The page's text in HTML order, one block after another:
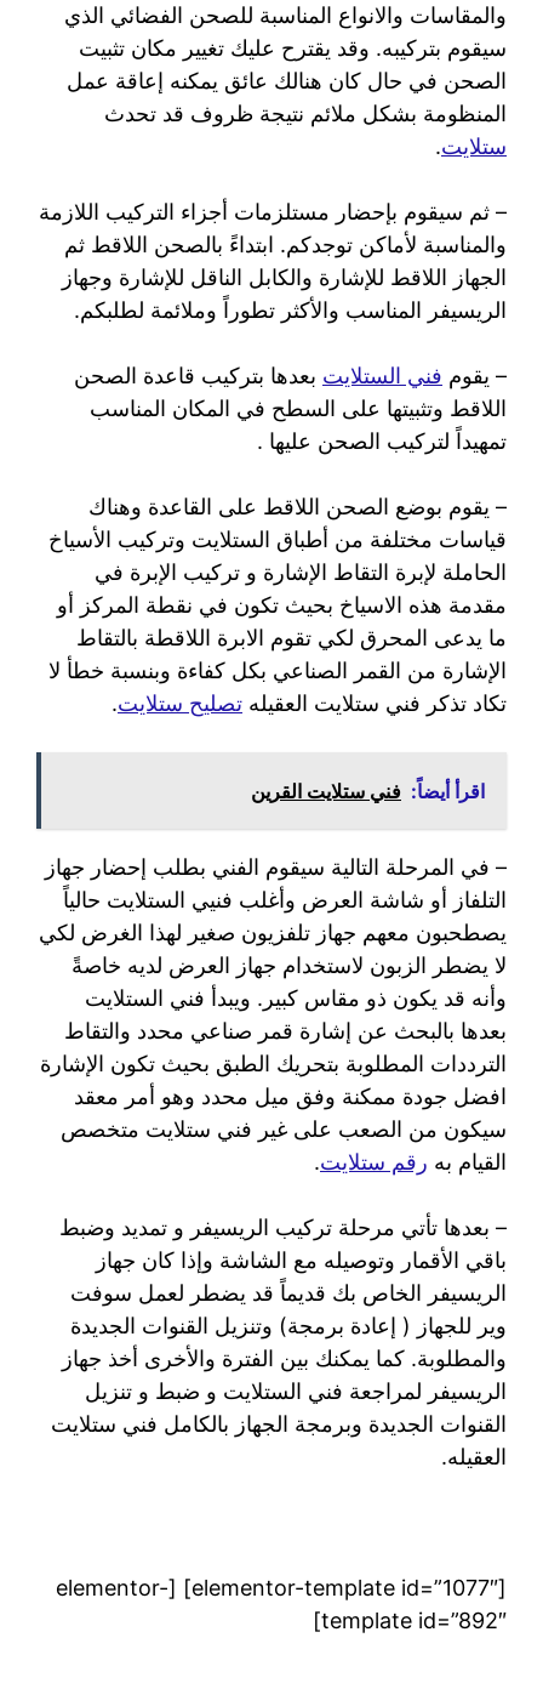
والمقاسات والانواع المناسبة للصحن الفضائي الذي
سيقوم بتركيبه. وقد يقترح عليك تغيير مكان تثبيت
الصحن في حال كان هنالك عائق يمكنه إعاقة عمل
المنظومة بشكل ملائم نتيجة ظروف قد تحدث
ستلايت.
– ثم سيقوم بإحضار مستلزمات أجزاء التركيب اللازمة
والمناسبة لأماكن توجدكم. ابتداءً بالصحن اللاقط ثم
الجهاز اللاقط للإشارة والكابل الناقل للإشارة وجهاز
الريسيفر المناسب والأكثر تطوراً وملائمة لطلبكم.
– يقوم فني الستلايت بعدها بتركيب قاعدة الصحن
اللاقط وتثبيتها على السطح في المكان المناسب
تمهيداً لتركيب الصحن عليها .
– يقوم بوضع الصحن اللاقط على القاعدة وهناك
قياسات مختلفة من أطباق الستلايت وتركيب الأسياخ
الحاملة لإبرة التقاط الإشارة و تركيب الإبرة في
مقدمة هذه الاسياخ بحيث تكون في نقطة المركز أو
ما يدعى المحرق لكي تقوم الابرة اللاقطة بالتقاط
الإشارة من القمر الصناعي بكل كفاءة وبنسبة خطأ لا
تكاد تذكر فني ستلايت العقيله تصليح ستلايت.
اقرأ أيضاً: فني ستلايت القرين
– في المرحلة التالية سيقوم الفني بطلب إحضار جهاز
التلفاز أو شاشة العرض وأغلب فنيي الستلايت حالياً
يصطحبون معهم جهاز تلفزيون صغير لهذا الغرض لكي
لا يضطر الزبون لاستخدام جهاز العرض لديه خاصةً
وأنه قد يكون ذو مقاس كبير. ويبدأ فني الستلايت
بعدها بالبحث عن إشارة قمر صناعي محدد والتقاط
الترددات المطلوبة بتحريك الطبق بحيث تكون الإشارة
افضل جودة ممكنة وفق ميل محدد وهو أمر معقد
سيكون من الصعب على غير فني ستلايت متخصص
القيام به رقم ستلايت.
– بعدها تأتي مرحلة تركيب الريسيفر و تمديد وضبط
باقي الأقمار وتوصيله مع الشاشة وإذا كان جهاز
الريسيفر الخاص بك قديماً قد يضطر لعمل سوفت
وير للجهاز ( إعادة برمجة) وتنزيل القنوات الجديدة
والمطلوبة. كما يمكنك بين الفترة والأخرى أخذ جهاز
الريسيفر لمراجعة فني الستلايت و ضبط و تنزيل
القنوات الجديدة وبرمجة الجهاز بالكامل فني ستلايت
العقيله.
[elementor-template id=”1077″] [elementor-
template id=”892″]